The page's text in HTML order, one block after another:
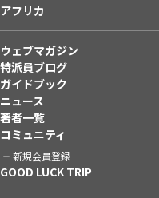
アフリカ
ウェブマガジン
特派員ブログ
ガイドブック
ニュース
著者一覧
コミュニティ
新規会員登録
GOOD LUCK TRIP